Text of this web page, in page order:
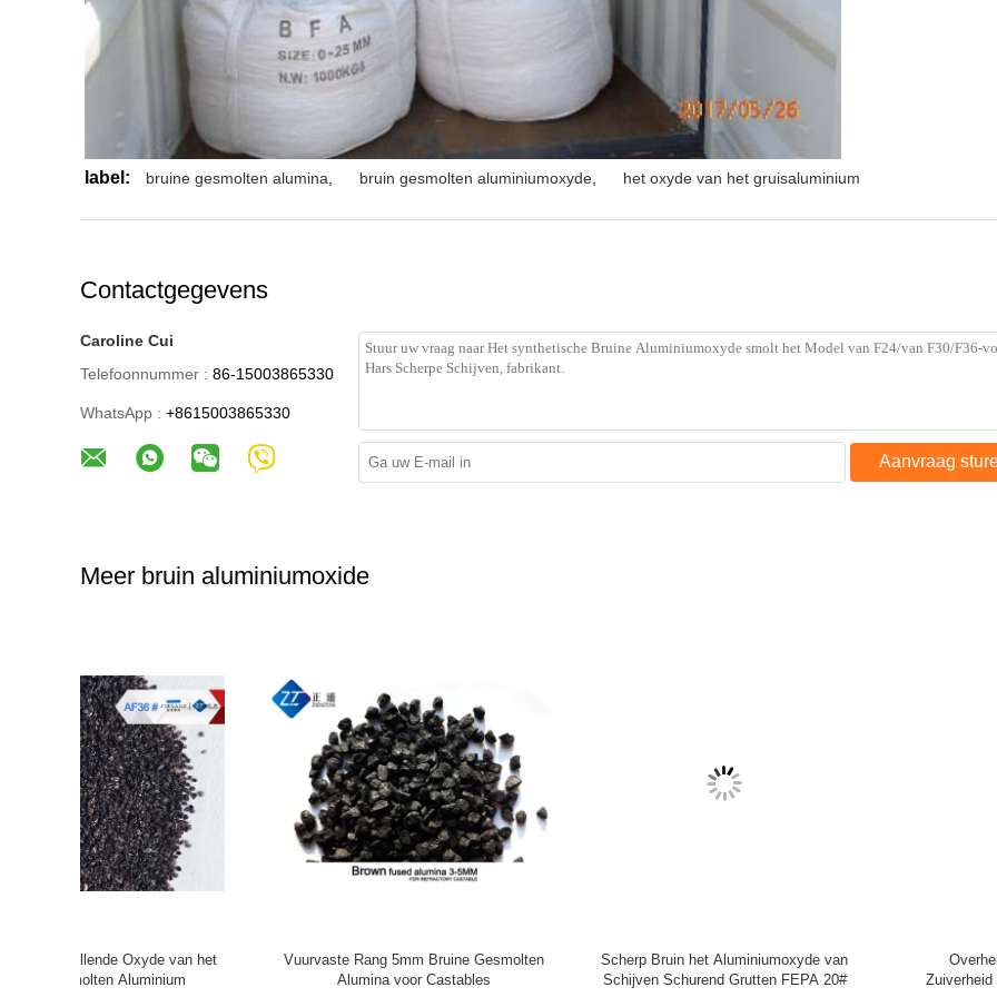
label: bruine gesmolten alumina, bruin gesmolten aluminiumoxyde, het oxyde van het gruisaluminium
Contactgegevens
Caroline Cui
Telefoonnummer : 86-15003865330
WhatsApp : +8615003865330
Aanvraag
Meer bruin aluminiumoxide
Scherp Bruin het Aluminiumoxyde van
Schijven Schurend Grutten FEPA 20#
Overhellend van de het Oxyde Hoge
Zuiverheid van het Ovenbarmac Gesmolten
Grootte 025mm Bruine Al2O3
Aluminiumoxyde 95,5%